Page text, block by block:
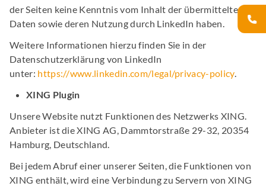
der Seiten keine Kenntnis vom Inhalt der übermittelten
Daten sowie deren Nutzung durch LinkedIn haben.
Weitere Informationen hierzu finden Sie in der
Datenschutzerklärung von LinkedIn
unter: https://www.linkedin.com/legal/privacy-policy.
XING Plugin
Unsere Website nutzt Funktionen des Netzwerks XING.
Anbieter ist die XING AG, Dammtorstraße 29-32, 20354
Hamburg, Deutschland.
Bei jedem Abruf einer unserer Seiten, die Funktionen von
XING enthält, wird eine Verbindung zu Servern von XING